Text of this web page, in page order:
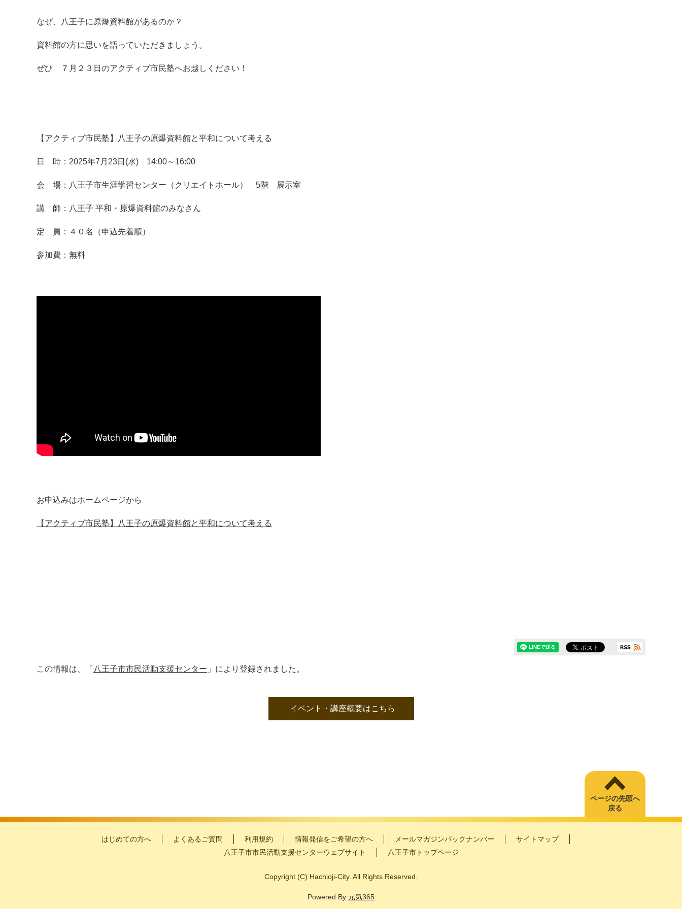
なぜ、八王子に原爆資料館があるのか？
資料館の方に思いを語っていただきましょう。
ぜひ ７月２３日のアクティブ市民塾へお越しください！
【アクティブ市民塾】八王子の原爆資料館と平和について考える
日 時：2025年7月23日(水) 14:00～16:00
会 場：八王子市生涯学習センター（クリエイトホール） 5階 展示室
講 師：八王子 平和・原爆資料館のみなさん
定 員：４０名（申込先着順）
参加費：無料
お申込みはホームページから
【アクティブ市民塾】八王子の原爆資料館と平和について考える
この情報は、「 八王子市市民活動支援センター 」により登録されました。
イベント・講座概要はこちら
ページの先頭へ
戻る
はじめての方へ よくあるご質問 利用規約 情報発信をご希望の方へ メールマガジンバックナンバー
サイトマップ
八王子市市民活動支援センターウェブサイト
八王子市トップページ
Copyright (C) Hachioji-City. All Rights Reserved.
Powered By 元気365